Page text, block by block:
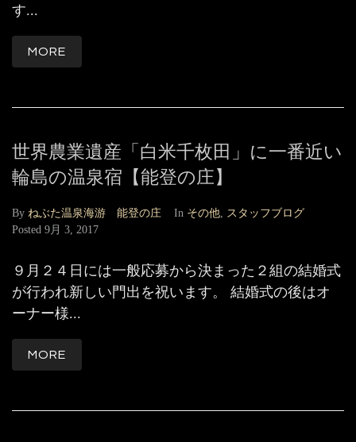
す...
MORE
世界農業遺産「白米千枚田」に一番近い
輪島の温泉宿【能登の庄】
By ねぶた温泉海游 能登の庄 In その他, スタッフブログ
Posted 9月 3, 2017
９月２４日には一般応募から決まった２組の結婚式
が行われ新しい門出を祝います。 結婚式の後はオ
ーナー様...
MORE